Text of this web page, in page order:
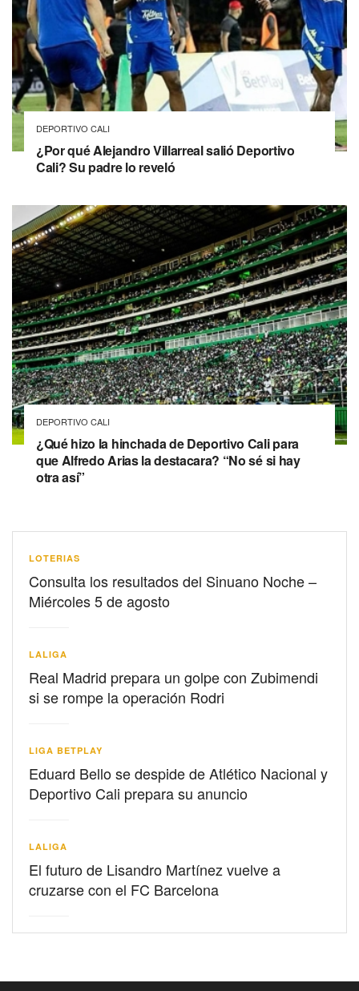
DEPORTIVO CALI
¿Por qué Alejandro Villarreal salió Deportivo
Cali? Su padre lo reveló
DEPORTIVO CALI
¿Qué hizo la hinchada de Deportivo Cali para
que Alfredo Arias la destacara? “No sé si hay
otra así”
LOTERIAS
Consulta los resultados del Sinuano Noche –
Miércoles 5 de agosto
LALIGA
Real Madrid prepara un golpe con Zubimendi
si se rompe la operación Rodri
LIGA BETPLAY
Eduard Bello se despide de Atlético Nacional y
Deportivo Cali prepara su anuncio
LALIGA
El futuro de Lisandro Martínez vuelve a
cruzarse con el FC Barcelona